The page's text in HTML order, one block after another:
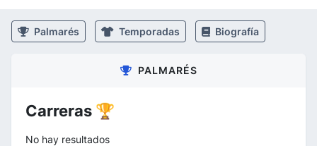
Palmarés Temporadas Biografía
PALMARÉS
Carreras 🏆
No hay resultados